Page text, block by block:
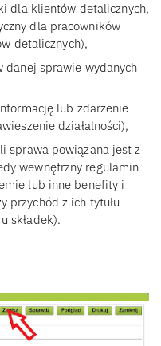
dla klientów detalicznych,
dla pracowników
detalicznych),
danej sprawie wydanych
lub zdarzenie
działalności),
sprawa powiązana jest z
wewnętrzny regulamin
lub inne benefity i
przychód z ich tytułu
składek).